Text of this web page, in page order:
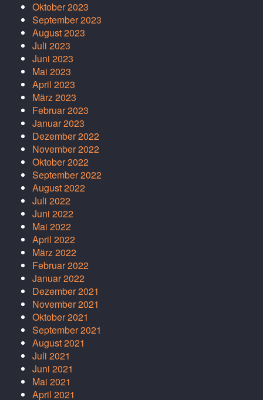
Oktober 2023
September 2023
August 2023
Juli 2023
Juni 2023
Mai 2023
April 2023
März 2023
Februar 2023
Januar 2023
Dezember 2022
November 2022
Oktober 2022
September 2022
August 2022
Juli 2022
Juni 2022
Mai 2022
April 2022
März 2022
Februar 2022
Januar 2022
Dezember 2021
November 2021
Oktober 2021
September 2021
August 2021
Juli 2021
Juni 2021
Mai 2021
April 2021